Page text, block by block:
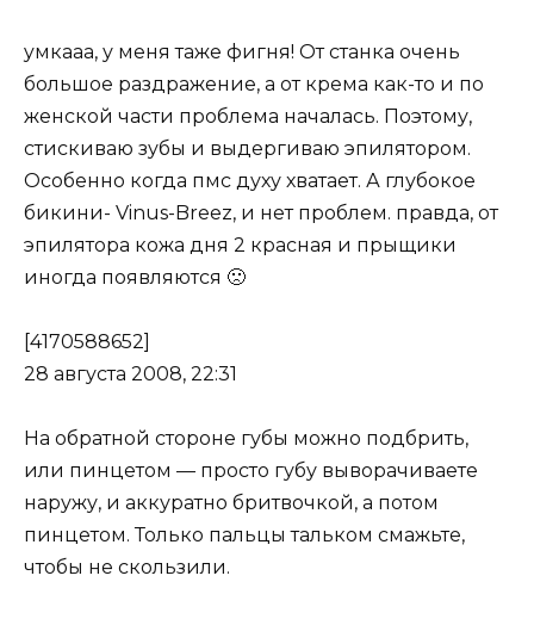
yмкааа, у меня таже фигня! От станка очень
большое раздражение, а от крема как-то и по
женской части проблема началась. Поэтому,
стискиваю зубы и выдергиваю эпилятором.
Особенно когда пмс духу хватает. А глубокое
бикини- Vinus-Breez, и нет проблем. правда, от
эпилятора кожа дня 2 красная и прыщики
иногда появляются 🙁
[4170588652]
28 августа 2008, 22:31
На обратной стороне губы можно подбрить,
или пинцетом — просто губу выворачиваете
наружу, и аккуратно бритвочкой, а потом
пинцетом. Только пальцы тальком смажьте,
чтобы не скользили.